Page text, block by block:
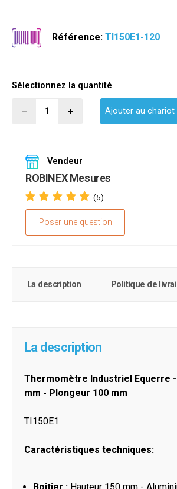
Référence:TI150E1-120
Sélectionnez la quantité
Ajouter au chariot
Vendeur
ROBINEX Mesures
(5)
Poser une question
La description Politique de
La description
Thermomètre Industriel Equerre
mm - Plongeur 100 mm
TI150E1
Caractéristiques techniques: